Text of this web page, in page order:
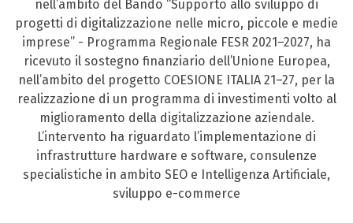
nell’ambito del Bando “Supporto allo sviluppo di
progetti di digitalizzazione nelle micro, piccole e medie
imprese” - Programma Regionale FESR 2021–2027, ha
ricevuto il sostegno finanziario dell’Unione Europea,
nell’ambito del progetto COESIONE ITALIA 21–27, per la
realizzazione di un programma di investimenti volto al
miglioramento della digitalizzazione aziendale.
L’intervento ha riguardato l’implementazione di
infrastrutture hardware e software, consulenze
specialistiche in ambito SEO e Intelligenza Artificiale,
sviluppo e-commerce